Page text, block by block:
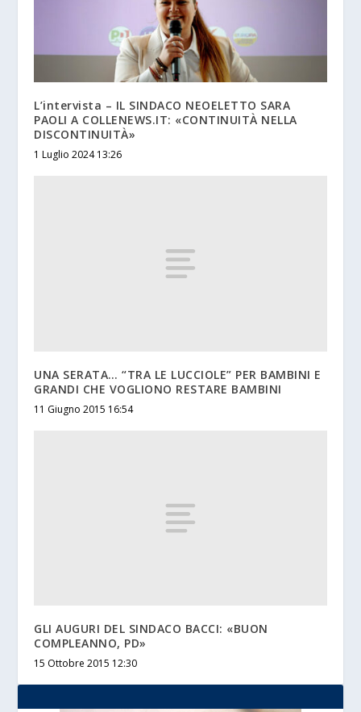
L’intervista – IL SINDACO NEOELETTO SARA
PAOLI A COLLENEWS.IT: «CONTINUITÀ NELLA
DISCONTINUITÀ»
1 Luglio 2024 13:26
UNA SERATA… “TRA LE LUCCIOLE” PER BAMBINI E
GRANDI CHE VOGLIONO RESTARE BAMBINI
11 Giugno 2015 16:54
GLI AUGURI DEL SINDACO BACCI: «BUON
COMPLEANNO, PD»
15 Ottobre 2015 12:30